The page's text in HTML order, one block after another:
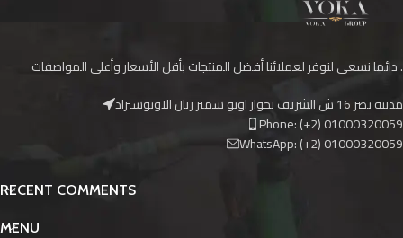
دائما نسعى لنوفر لعملائنا أفضل المنتجات بأقل الأسعار وأعلى المواصفات .
مدينة نصر 16 ش الشريف بجوار اوتو سمير ريان الاوتوستراد
Phone: (+2) 01000320059
WhatsApp: (+2) 01000320059
RECENT COMMENTS
MENU